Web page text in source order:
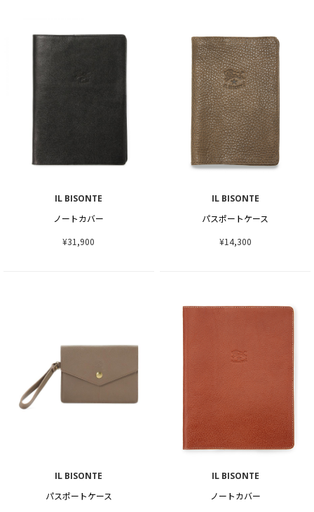
IL BISONTE
ノートカバー
¥31,900
IL BISONTE
パスポートケース
¥14,300
IL BISONTE
パスポートケース
IL BISONTE
ノートカバー